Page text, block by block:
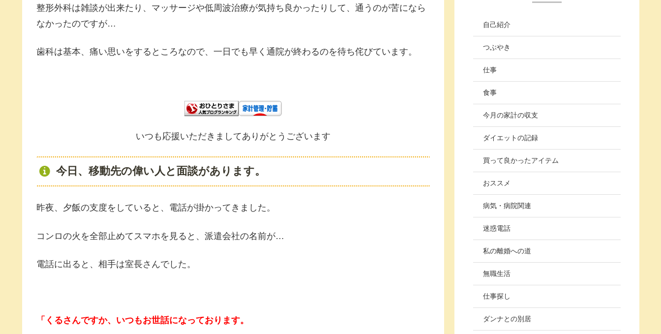
整形外科は雑談が出来たり、マッサージや低周波治療が気持ち良かったりして、通うのが苦になら
なかったのですが…
歯科は基本、痛い思いをするところなので、一日でも早く通院が終わるのを待ち侘びています。
いつも応援いただきましてありがとうございます
今日、移動先の偉い人と面談があります。
昨夜、夕飯の支度をしていると、電話が掛かってきました。
コンロの火を全部止めてスマホを見ると、派遣会社の名前が…
電話に出ると、相手は室長さんでした。
「くるさんですか、いつもお世話になっております。
自己紹介
つぶやき
仕事
食事
今月の家計の収支
ダイエットの記録
買って良かったアイテム
おススメ
病気・病院関連
迷惑電話
私の離婚への道
無職生活
仕事探し
ダンナとの別居